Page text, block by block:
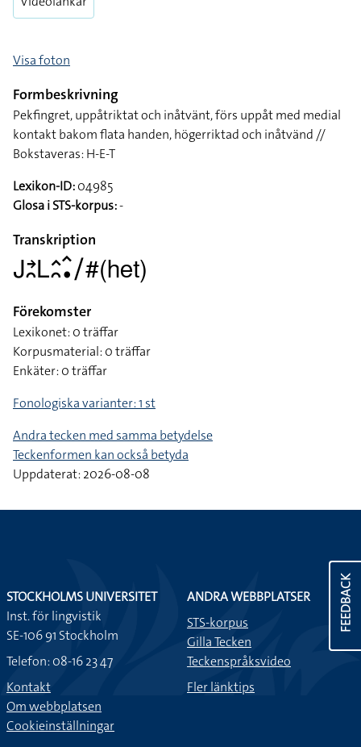
Visa foton
Formbeskrivning
Pekfingret, uppåtriktat och inåtvänt, förs uppåt med medial
kontakt bakom flata handen, högerriktad och inåtvänd //
Bokstaveras: H-E-T
Lexikon-ID:04985
Glosa i STS-korpus:-
Transkription
􌤢􌥔􌥘􌥈􌤵􌥘􌥦􌥡􌥠#(het)
Förekomster
Lexikonet: 0 träffar
Korpusmaterial: 0 träffar
Enkäter: 0 träffar
Fonologiska varianter: 1 st
Andra tecken med samma betydelse
Teckenformen kan också betyda
Uppdaterat: 2026-08-08
FEEDBACK
STOCKHOLMS UNIVERSITET
Inst. för lingvistik
SE-106 91 Stockholm
Telefon: 08-16 23 47
Kontakt
Om webbplatsen
Cookieinställningar
ANDRA WEBBPLATSER
STS-korpus
Gilla Tecken
Teckenspråksvideo
Fler länktips